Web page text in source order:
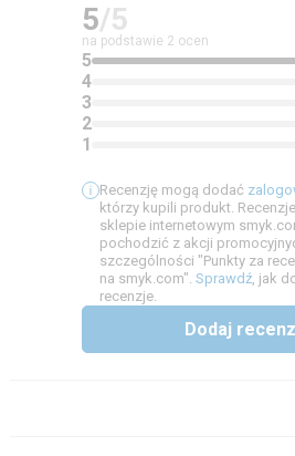
5/5
na podstawie 2 ocen
5
4
3
2
1
Recenzję mogą dodać
którzy kupili produkt.
sklepie internetowym
pochodzić z akcji
szczególności "Punkty za
na smyk.com". Sprawdź, jak
recenzje.
Dodaj